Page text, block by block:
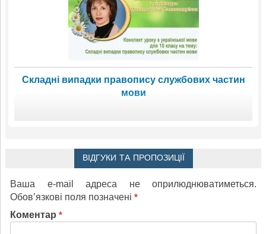
Складні випадки правопису службових частин
мови
ВІДГУКИ ТА ПРОПОЗИЦІЇ
Ваша e-mail адреса не оприлюднюватиметься.
Обов’язкові поля позначені *
Коментар *